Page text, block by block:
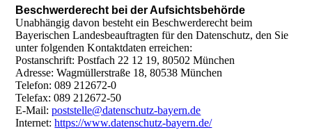
Beschwerderecht bei der Aufsichtsbehörde
Unabhängig davon besteht ein Beschwerderecht beim
Bayerischen Landesbeauftragten für den Datenschutz, den Sie
unter folgenden Kontaktdaten erreichen:
Postanschrift: Postfach 22 12 19, 80502 München
Adresse: Wagmüllerstraße 18, 80538 München
Telefon: 089 212672-0
Telefax: 089 212672-50
E-Mail:poststelle@datenschutz-bayern.de
Internet:https://www.datenschutz-bayern.de/